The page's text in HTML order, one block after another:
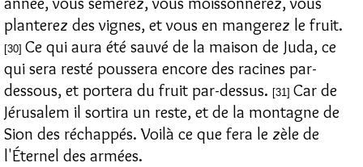
planterez des vignes, et vous en mangerez le fruit.
[30] Ce qui aura été sauvé de la maison de Juda, ce
qui sera resté poussera encore des racines par-
dessous, et portera du fruit par-dessus. [31] Car de
Jérusalem il sortira un reste, et de la montagne de
Sion des réchappés. Voilà ce que fera le zèle de
l'Éternel des armées.